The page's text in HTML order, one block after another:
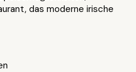
das moderne irische